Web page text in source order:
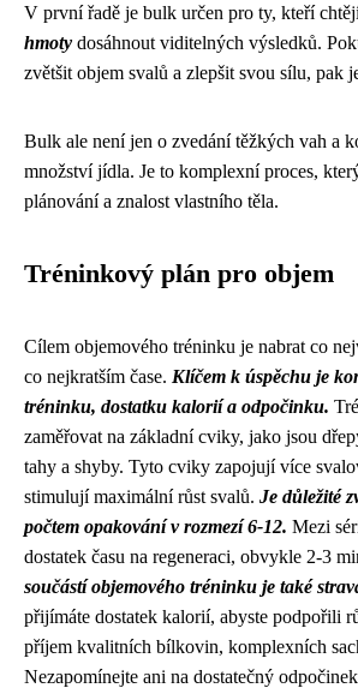
V první řadě je bulk určen pro ty, kteří
hmoty dosáhnout viditelných výsledků.
zvětšit objem svalů a zlepšit svou sílu, pak
Bulk ale není jen o zvedání těžkých vah a
množství jídla. Je to komplexní proces,
plánování a znalost vlastního těla.
Tréninkový plán pro objem
Cílem objemového tréninku je nabrat co
co nejkratším čase. Klíčem k úspěchu je
tréninku, dostatku kalorií a odpočinku.
zaměřovat na základní cviky, jako jsou
tahy a shyby. Tyto cviky zapojují více
stimulují maximální růst svalů. Je důležité
počtem opakování v rozmezí 6-12. Mezi
dostatek času na regeneraci, obvykle 2-3
součástí objemového tréninku je také
přijímáte dostatek kalorií, abyste podpořili
příjem kvalitních bílkovin, komplexních
Nezapomínejte ani na dostatečný